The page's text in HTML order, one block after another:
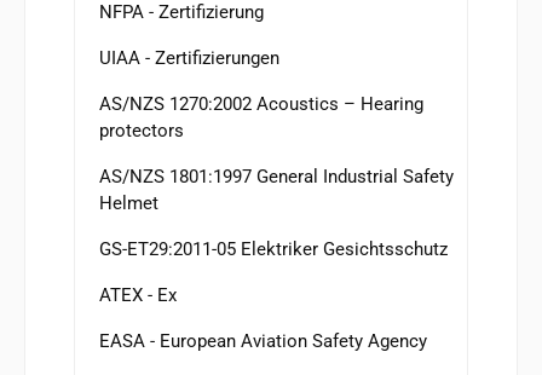
NFPA - Zertifizierung
UIAA - Zertifizierungen
AS/NZS 1270:2002 Acoustics – Hearing
protectors
AS/NZS 1801:1997 General Industrial Safety
Helmet
GS-ET29:2011-05 Elektriker Gesichtsschutz
ATEX - Ex
EASA - European Aviation Safety Agency